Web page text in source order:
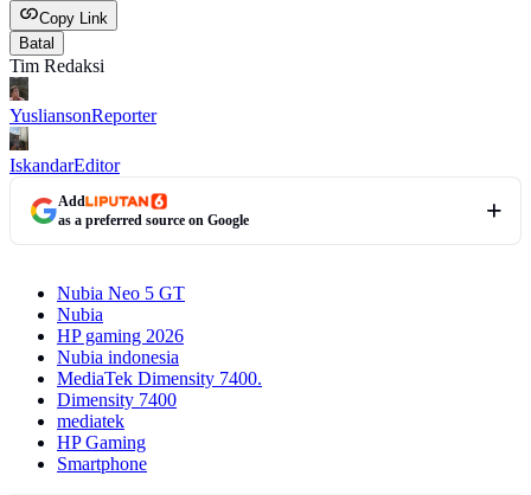
Copy Link
Batal
Tim Redaksi
YusliansonReporter
IskandarEditor
Add
as a preferred source on Google
Nubia Neo 5 GT
Nubia
HP gaming 2026
Nubia indonesia
MediaTek Dimensity 7400.
Dimensity 7400
mediatek
HP Gaming
Smartphone